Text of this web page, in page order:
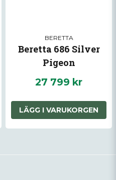
BERETTA
Beretta 686 Silver
Pigeon
27 799 kr
LÄGG I VARUKORGEN